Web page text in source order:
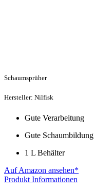
Schaumsprüher
Hersteller: Nilfisk
Gute Verarbeitung
Gute Schaumbildung
1 L Behälter
Auf Amazon ansehen*
Produkt Informationen